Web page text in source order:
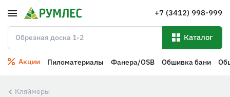
+7 (3412) 998-999
Каталог
Акции Пиломатериалы Фанера/OSB Обшивка бани
Кляймеры